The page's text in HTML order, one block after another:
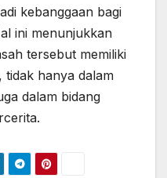
kebanggaan bagi
ini menunjukkan
tersebut memiliki
tidak hanya dalam
dalam bidang